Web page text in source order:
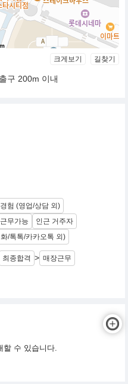
크게보기 길찾기
구 200m 이내
험 (영업/상담 외)
무가능
인근 거주자
/톡톡/카카오톡 외)
최종합격 > 매장근무
할 수 있습니다.